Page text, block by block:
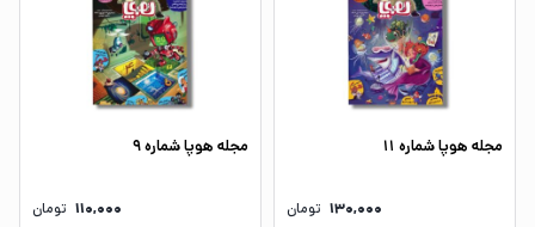
مجله هوپا شماره 11
130,000 تومان
مجله هوپا شماره 9
110,000 تومان